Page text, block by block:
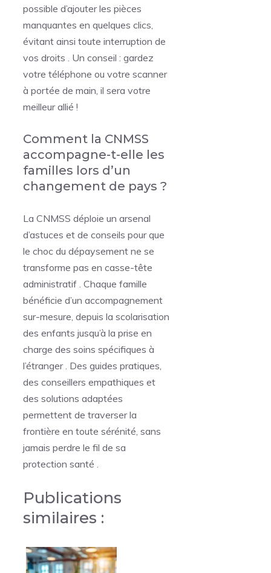
possible d’ajouter les pièces
manquantes en quelques clics,
évitant ainsi toute interruption de
vos droits . Un conseil : gardez
votre téléphone ou votre scanner
à portée de main, il sera votre
meilleur allié !
Comment la CNMSS
accompagne-t-elle les
familles lors d’un
changement de pays ?
La CNMSS déploie un arsenal
d’astuces et de conseils pour que
le choc du dépaysement ne se
transforme pas en casse-tête
administratif . Chaque famille
bénéficie d’un accompagnement
sur-mesure, depuis la scolarisation
des enfants jusqu’à la prise en
charge des soins spécifiques à
l’étranger . Des guides pratiques,
des conseillers empathiques et
des solutions adaptées
permettent de traverser la
frontière en toute sérénité, sans
jamais perdre le fil de sa
protection santé .
Publications
similaires :